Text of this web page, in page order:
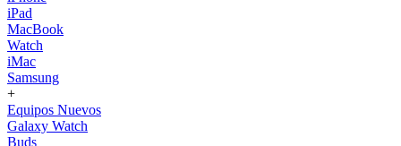
iPad
MacBook
Watch
iMac
Samsung
+
Equipos Nuevos
Galaxy Watch
Buds